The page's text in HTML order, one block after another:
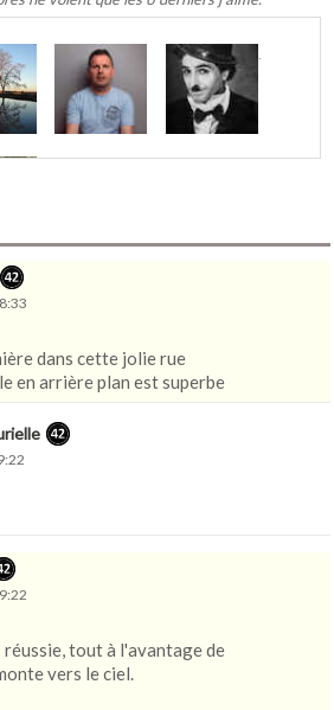
.
dans cette jolie rue
en arrière plan est superbe
tout à l'avantage de
vers le ciel.